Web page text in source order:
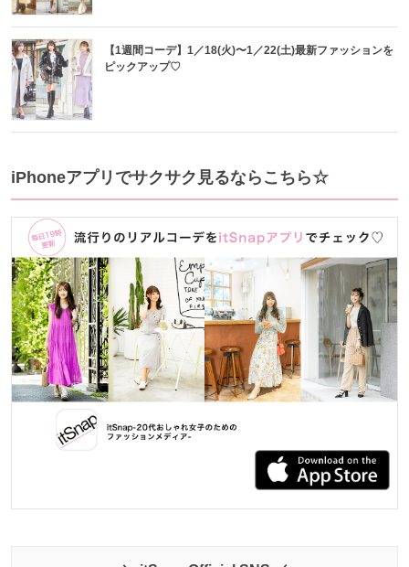
【1週間コーデ】1／18(火)〜1／22(土)最新ファッションを
ピックアップ♡
iPhoneアプリでサクサク見るならこちら☆